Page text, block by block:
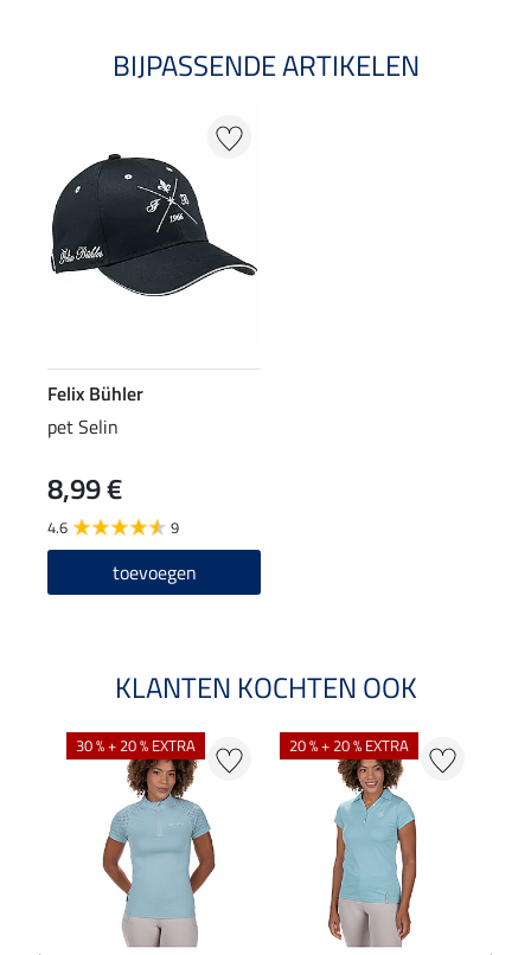
BIJPASSENDE ARTIKELEN
Felix Bühler
pet Selin
8,99 €
4.6 9
toevoegen
KLANTEN KOCHTEN OOK
30 % + 20 % EXTRA 20 % + 20 % EXTRA